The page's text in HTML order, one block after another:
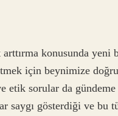
konusunda yeni
için beynimize
etik sorular da gündeme
saygı gösterdiği ve bu